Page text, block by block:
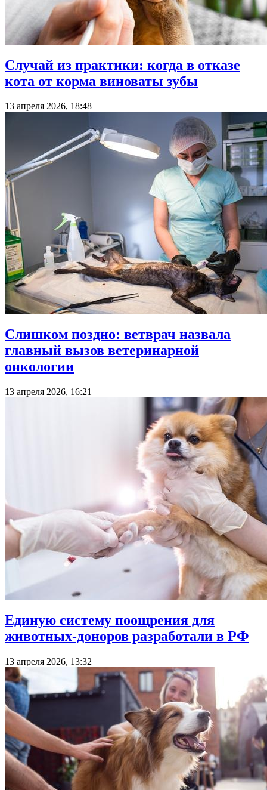
Случай из практики: когда в отказе
кота от корма виноваты зубы
13 апреля 2026, 18:48
Слишком поздно: ветврач назвала
главный вызов ветеринарной
онкологии
13 апреля 2026, 16:21
Единую систему поощрения для
животных-доноров разработали в РФ
13 апреля 2026, 13:32